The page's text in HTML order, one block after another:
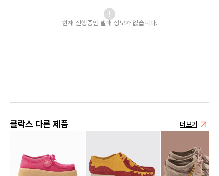
현재 진행중인 발매 정보가 없습니다.
클락스 다른 제품 더보기